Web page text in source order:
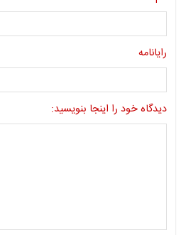
رایانامه
دیدگاه خود را اینجا بنویسید: